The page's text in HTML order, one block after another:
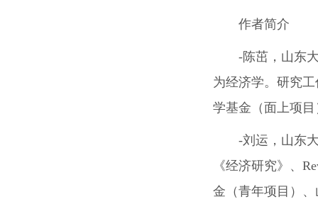
作者简介
-陈茁，山东
为经济学。研究
学基金（面上项目
-刘运，山东
《经济研究》、
金（青年项目）